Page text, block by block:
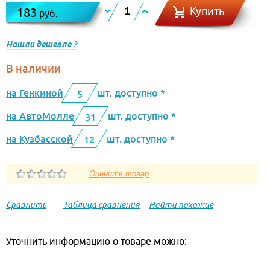
183 руб. Купить
Нашли дешевле ?
В наличии
на Генкиной 5
шт. доступно *
на АвтоМолле
31
шт. доступно *
на Кузбасской
12 шт. доступно *
Сравнить Таблица сравнения Найти похожие
Уточнить информацию о товаре можно: